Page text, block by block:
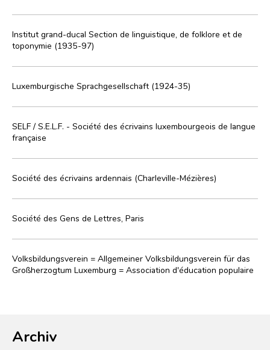
Institut grand-ducal Section de linguistique, de folklore et de
toponymie (1935-97)
Luxemburgische Sprachgesellschaft (1924-35)
SELF / S.E.L.F. - Société des écrivains luxembourgeois de langue
française
Société des écrivains ardennais (Charleville-Mézières)
Société des Gens de Lettres, Paris
Volksbildungsverein = Allgemeiner Volksbildungsverein für das
Großherzogtum Luxemburg = Association d'éducation populaire
Archiv